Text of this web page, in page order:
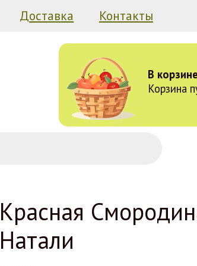
Доставка Контакты
В корзине
Корзина
Красная
Натали